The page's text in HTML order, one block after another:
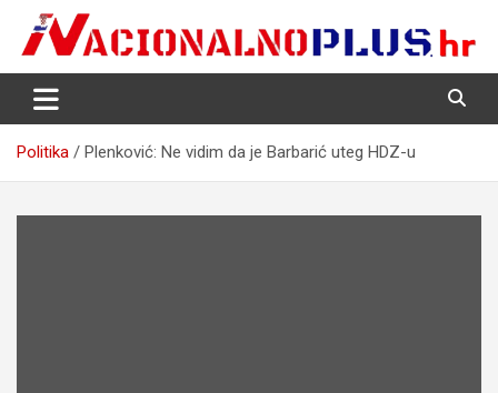
content
NacionalnoPlus.hr
Nacija želi znati više
Politika Plenković: Ne vidim da je Barbarić uteg HDZ-u